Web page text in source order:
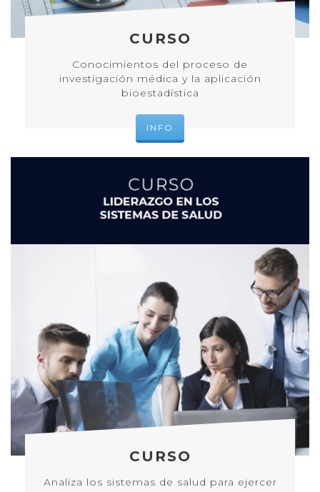
CURSO
Conocimientos del proceso de
investigación médica y la aplicación
bioestadística
INFO
CURSO
Analiza los sistemas de salud para ejercer